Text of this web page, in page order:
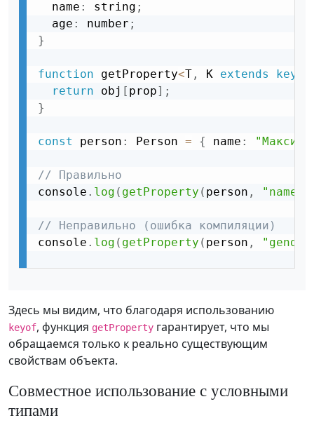
  name
: string ;
  age
: number ;
}
function getProperty<T , K extends keyof
return obj [ prop] ;
}
const person : Person = { name : "Максим"
// Правильно
console . log ( getProperty ( person , "name"
// Неправильно (ошибка компиляции)
console . log ( getProperty ( person ,
Здесь мы видим, что благодаря использованию
keyof, функция getProperty гарантирует, что мы
обращаемся только к реально существующим
свойствам объекта.
Совместное использование с условными
типами